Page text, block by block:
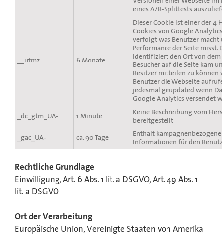
eines A/B-Splittests
__utmz 6 Monate
Dieser Cookie ist einer der 4
Cookies von Google
verfolgt was Benutzer macht
Performance der Seite misst.
identifiziert den Ort von dem
Besucher auf die Seite kam
Besitzer mitteilen zu können
Benutzer die Webseite
jedesmal geupdated wenn
Google Analytics versendet
_dc_gtm_UA- 1 Minute
Keine Beschreibung vom
bereitgestellt
_gac_UA- ca. 90 Tage
Enthält kampagnenbezogene
Informationen für den
Rechtliche Grundlage
Einwilligung, Art. 6 Abs. 1 lit. a DSGVO, Art. 49 Abs. 1
lit. a DSGVO
Ort der Verarbeitung
Europäische Union, Vereinigte Staaten von Amerika